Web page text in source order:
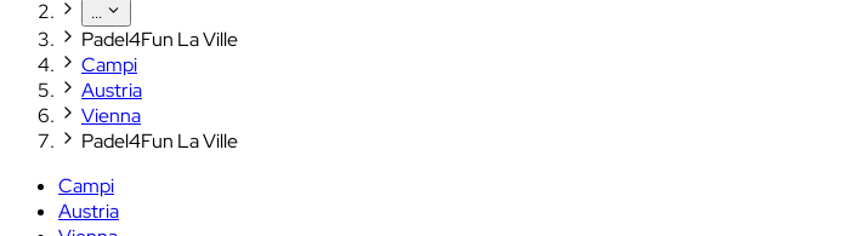
...
Padel4Fun La Ville
Campi
Austria
Vienna
Padel4Fun La Ville
Campi
Austria